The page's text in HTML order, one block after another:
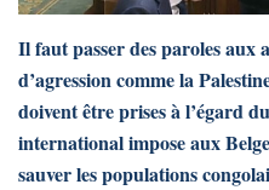
Il faut passer des paroles aux
d’agression comme la
doivent être prises à l’égard
international impose aux
sauver les populations